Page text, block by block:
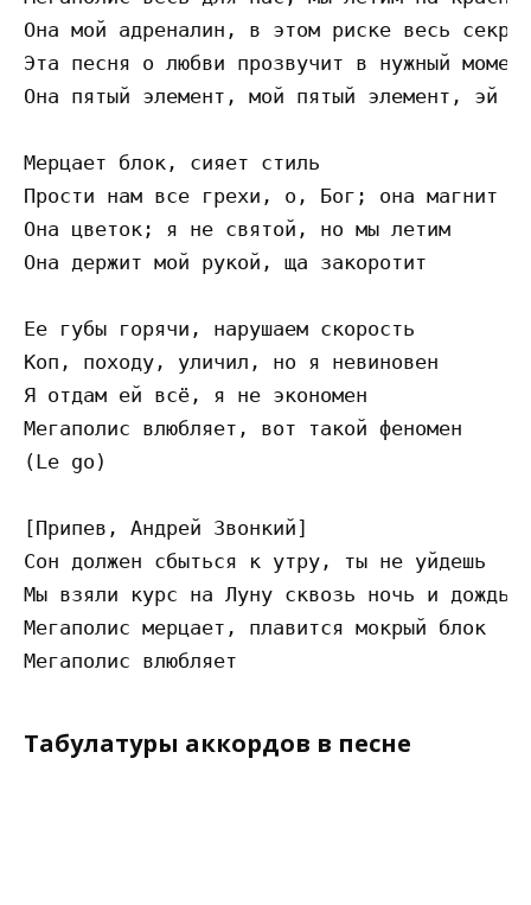
Она мой адреналин, в этом риске весь
Эта песня о любви прозвучит в нужный
Она пятый элемент, мой пятый элемент, эй
Мерцает блок, сияет стиль
Прости нам все грехи, о, Бог; она магнит
Она цветок; я не святой, но мы летим
Она держит мой рукой, ща закоротит
Ее губы горячи, нарушаем скорость
Коп, походу, уличил, но я невиновен
Я отдам ей всё, я не экономен
Мегаполис влюбляет, вот такой феномен
(Le go)
[Припев, Андрей Звонкий]
Сон должен сбыться к утру, ты не уйдешь
Мы взяли курс на Луну сквозь ночь и дождь
Мегаполис мерцает, плавится мокрый блок
Табулатуры аккордов в песне